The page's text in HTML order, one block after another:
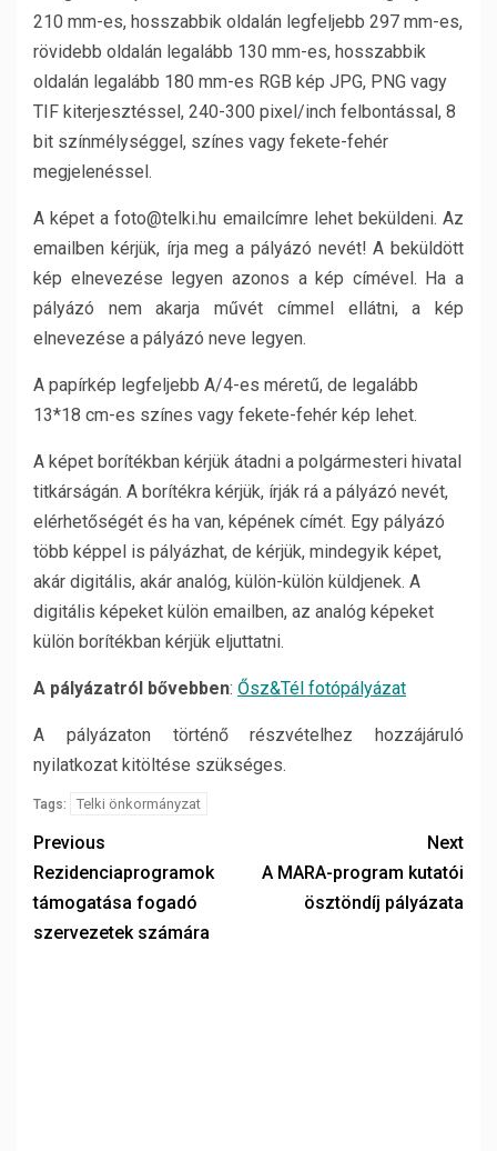
210 mm-es, hosszabbik oldalán legfeljebb 297 mm-es,
rövidebb oldalán legalább 130 mm-es, hosszabbik
oldalán legalább 180 mm-es RGB kép JPG, PNG vagy
TIF kiterjesztéssel, 240-300 pixel/inch felbontással, 8
bit színmélységgel, színes vagy fekete-fehér
megjelenéssel.
A képet a foto@telki.hu emailcímre lehet beküldeni. Az
emailben kérjük, írja meg a pályázó nevét! A beküldött
kép elnevezése legyen azonos a kép címével. Ha a
pályázó nem akarja művét címmel ellátni, a kép
elnevezése a pályázó neve legyen.
A papírkép legfeljebb A/4-es méretű, de legalább
13*18 cm-es színes vagy fekete-fehér kép lehet.
A képet borítékban kérjük átadni a polgármesteri hivatal
titkárságán. A borítékra kérjük, írják rá a pályázó nevét,
elérhetőségét és ha van, képének címét. Egy pályázó
több képpel is pályázhat, de kérjük, mindegyik képet,
akár digitális, akár analóg, külön-külön küldjenek. A
digitális képeket külön emailben, az analóg képeket
külön borítékban kérjük eljuttatni.
A pályázatról bővebben: Ősz&Tél fotópályázat
A pályázaton történő részvételhez hozzájáruló
nyilatkozat kitöltése szükséges.
Tags: Telki önkormányzat
Previous
Rezidenciaprogramok
támogatása fogadó
szervezetek számára
Next
A MARA-program kutatói
ösztöndíj pályázata